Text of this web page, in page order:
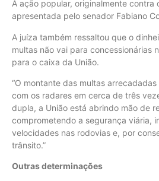
A ação popular, originalmente contra
apresentada pelo senador Fabiano
A juíza também ressaltou que o
multas não vai para concessionárias
para o caixa da União.
“O montante das multas
com os radares em cerca de três
dupla, a União está abrindo mão de
comprometendo a segurança viária,
velocidades nas rodovias e, por
trânsito.”
Outras determinações